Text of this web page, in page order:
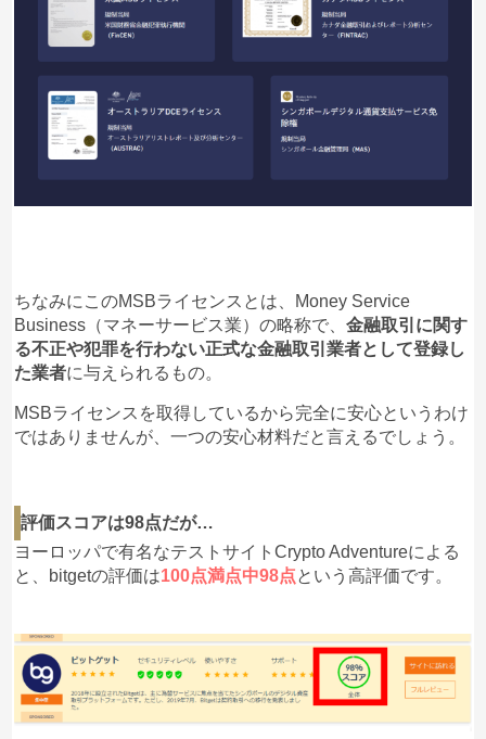
ちなみにこのMSBライセンスとは、Money Service
Business（マネーサービス業）の略称で、金融取引に関す
る不正や犯罪を行わない正式な金融取引業者として登録し
た業者に与えられるもの。
MSBライセンスを取得しているから完全に安心というわけ
ではありませんが、一つの安心材料だと言えるでしょう。
評価スコアは98点だが…
ヨーロッパで有名なテストサイトCrypto Adventureによる
と、bitgetの評価は100点満点中98点という高評価です。